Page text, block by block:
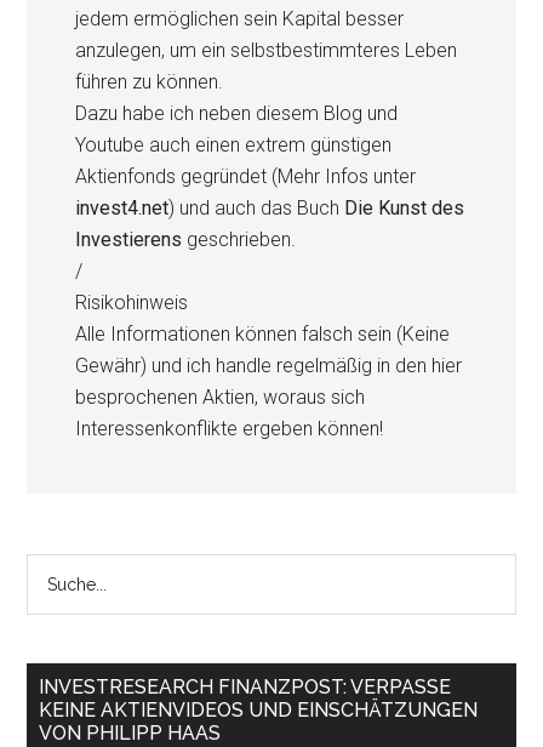
jedem ermöglichen sein Kapital besser
anzulegen, um ein selbstbestimmteres Leben
führen zu können.
Dazu habe ich neben diesem Blog und
Youtube auch einen extrem günstigen
Aktienfonds gegründet (Mehr Infos unter
invest4.net) und auch das Buch Die Kunst des
Investierens geschrieben.
/
Risikohinweis
Alle Informationen können falsch sein (Keine
Gewähr) und ich handle regelmäßig in den hier
besprochenen Aktien, woraus sich
Interessenkonflikte ergeben können!
INVESTRESEARCH FINANZPOST: VERPASSE
KEINE AKTIENVIDEOS UND EINSCHÄTZUNGEN
VON PHILIPP HAAS